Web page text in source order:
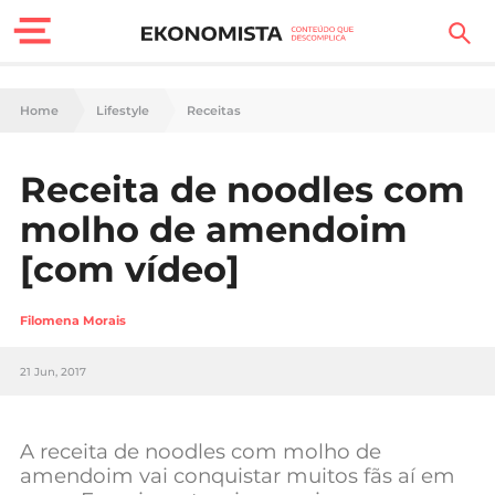
Finanças Pessoais
Carreira
Casa
Lifestyle
Sociedade
Negócios
Home Lifestyle Receitas
Receita de noodles com
molho de amendoim
[com vídeo]
Filomena Morais
21 Jun, 2017
A receita de noodles com molho de
amendoim vai conquistar muitos fãs aí em